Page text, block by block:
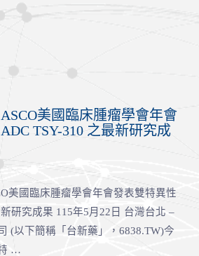
美國臨床腫瘤學會年會
TSY-310 之最新研究成
美國臨床腫瘤學會年會發表雙特異性
研究成果 115年5月22日 台灣台北 –
(以下簡稱「台新藥」，6838.TW)今
…